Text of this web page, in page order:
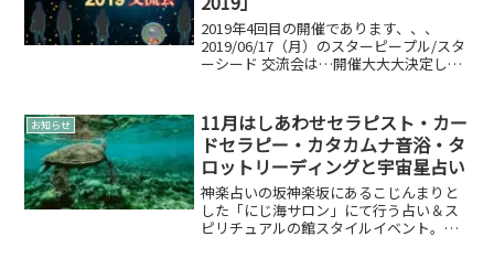
2019年4回目の開催であります、、、
2019/06/17（月）のスターピープル/スタ
ーシード 交流会は…開催大大大決定して
す 雄介とは別にスターピープルの参加
者の方もい...
お知らせ
11月はしあわせセラピスト・カー
ドセラピー・カタカムナ音浴・タ
ロットリーディングと宇宙星占い
神楽占いの坂神楽坂にあるこじんまりと
した「にじ海サロン」にて行う占い＆ス
ピリチュアルの館スタイルイベント。癒